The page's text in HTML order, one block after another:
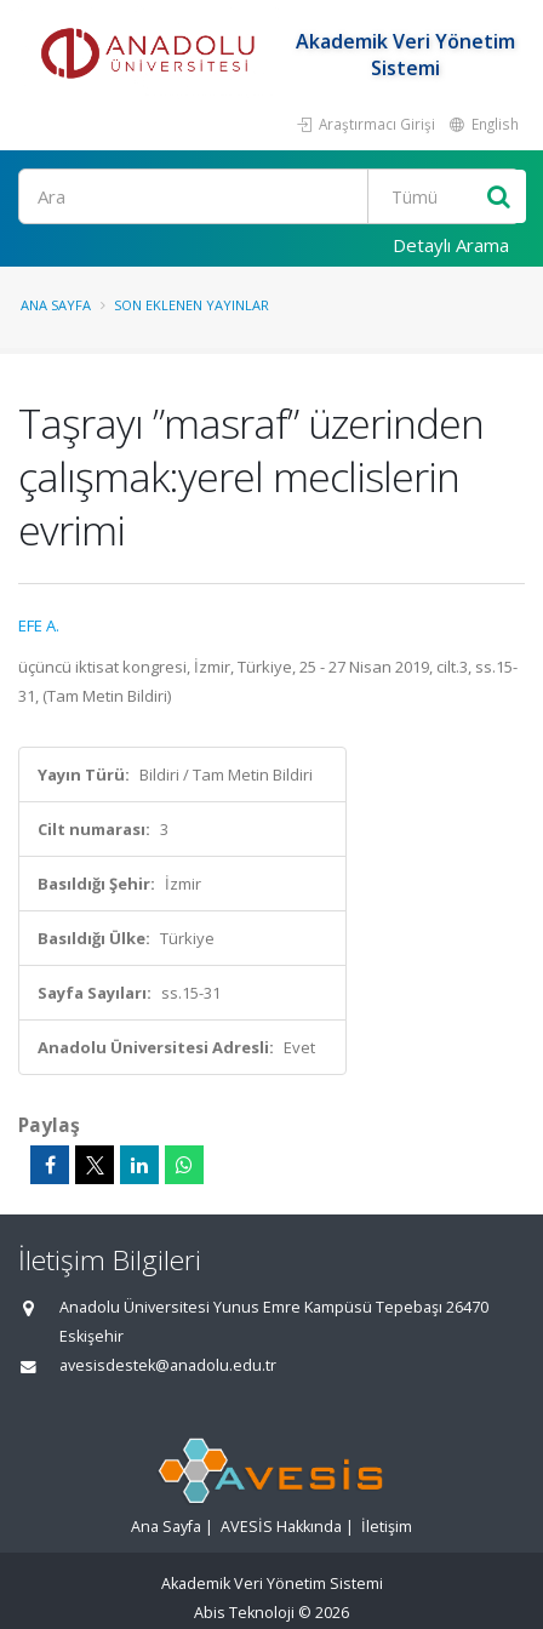
Akademik Veri Yönetim
Sistemi
Araştırmacı Girişi English
Ara
Detaylı Arama
ANA SAYFA SON EKLENEN YAYINLAR
Taşrayı ”masraf” üzerinden
çalışmak:yerel meclislerin
evrimi
EFE A.
üçüncü iktisat kongresi, İzmir, Türkiye, 25 - 27 Nisan 2019, cilt.3, ss.15-
31, (Tam Metin Bildiri)
Yayın Türü: Bildiri / Tam Metin Bildiri
Cilt numarası: 3
Basıldığı Şehir: İzmir
Basıldığı Ülke: Türkiye
Sayfa Sayıları: ss.15-31
Anadolu Üniversitesi Adresli: Evet
Paylaş
İletişim Bilgileri
Anadolu Üniversitesi Yunus Emre Kampüsü Tepebaşı 26470
Eskişehir
avesisdestek@anadolu.edu.tr
Ana Sayfa | AVESİS Hakkında | İletişim
Akademik Veri Yönetim Sistemi
Abis Teknoloji © 2026